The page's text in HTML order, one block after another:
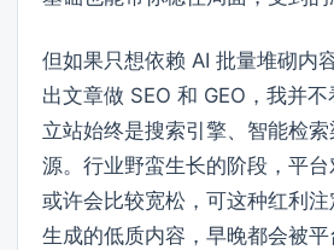
但如果只想依赖 AI 批量堆砌内
出文章做 SEO 和 GEO，我并
立站始终是搜索引擎、智能检
源。行业野蛮生长的阶段，平
或许会比较宽松，可这种红利
生成的低质内容，早晚都会被